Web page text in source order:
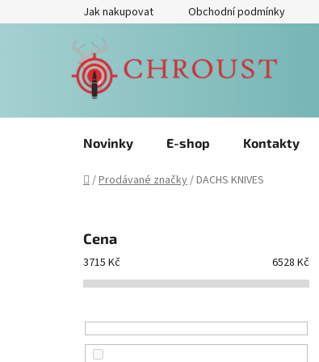
na
Jak nakupovat Obchodní podmínky
Novinky E-shop Kontakty
Domů
/Prodávané značky/DACHS KNIVES
Cena
3715 Kč 6528 Kč